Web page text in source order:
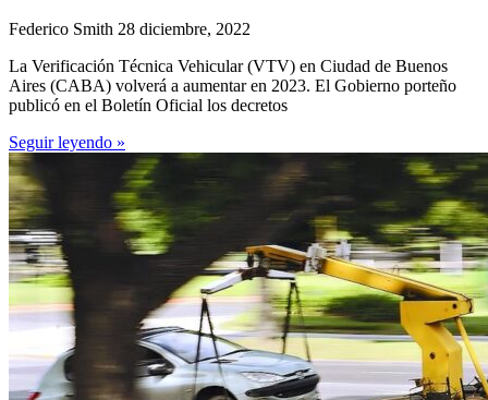
Federico Smith 28 diciembre, 2022
La Verificación Técnica Vehicular (VTV) en Ciudad de Buenos
Aires (CABA) volverá a aumentar en 2023. El Gobierno porteño
publicó en el Boletín Oficial los decretos
Seguir leyendo »